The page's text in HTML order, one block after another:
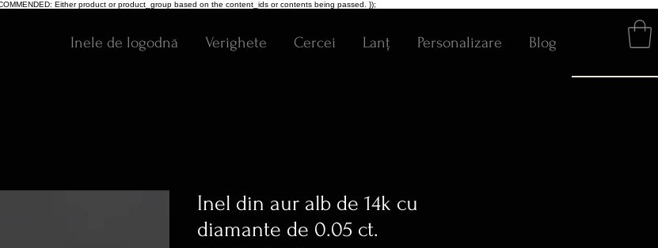
Either product or product_group based on the content_ids or contents being passed. });
Inele de logodnă Verighete Cercei Lanț Personalizare Blog
Inel din aur alb de 14k cu
diamante de 0.05 ct.